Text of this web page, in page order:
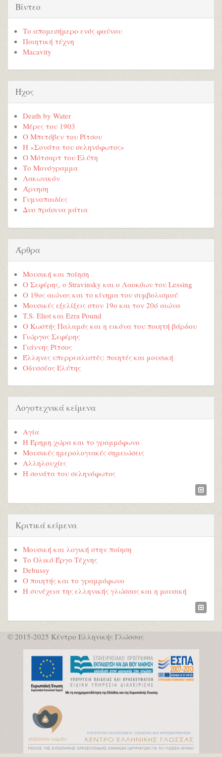
Βίντεο
Το απομεσήμερο ενός φαύνου
Ποιητική τέχνη
Macavity
Ήχος
Death by Water
Μέρες του 1903
Ο Μπετόβεν του Ρίτσου
Η «Σονάτα του σεληνόφωτος»
Ο Μότσαρτ του Ελύτη
Το Μονόγραμμα
Λακωνικόν
Άρνηση
Γυμνοπαιδίες
Δυο πράσινα μάτια
Άρθρα
Μουσική και ποίηση
Ο Σεφέρης, ο Stravinsky και ο Λαοκόων του Lessing
Ο 19ος αιώνας και το κίνημα του συμβολισμού
Μουσικές εξελίξεις στον 19ο και τον 20ό αιώνα
T.S. Eliot και Ezra Pound
Ο Κωστής Παλαμάς και η εικόνα του ποιητή βάρδου
Γιώργος Σεφέρης
Γιάννης Ρίτσος
Έλληνες υπερρεαλιστές: ποιητές και μουσική
Οδυσσέας Ελύτης
Λογοτεχνικά κείμενα
Αγία
Η Έρημη χώρα και το γραμμόφωνο
Μουσικές ημερολογιακές σημειώσεις
Αλληλουχίες
Η σονάτα του σεληνόφωτος
Κριτικά κείμενα
Μουσική και λογική στην ποίηση
Το Ολικό Έργο Τέχνης
Debussy
Ο ποιητής και το γραμμόφωνο
Η συνέχεια της ελληνικής γλώσσας και η μουσική
© 2015-2025 Κέντρο Ελληνικής Γλώσσας